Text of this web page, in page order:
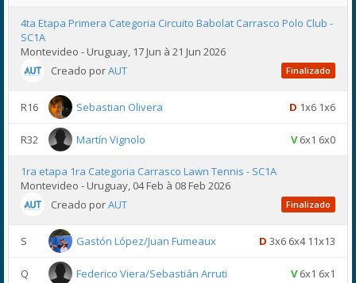
4ta Etapa Primera Categoria Circuito Babolat Carrasco Polo Club -
SC1A
Montevideo - Uruguay, 17 Jun à 21 Jun 2026
Creado porAUT Finalizado
R16 Sebastian Olivera D 1x6 1x6
R32 Martín Vignolo V6x1 6x0
1ra etapa 1ra Categoria Carrasco Lawn Tennis - SC1A
Montevideo - Uruguay, 04 Feb à 08 Feb 2026
Creado porAUT Finalizado
S Gastón López/Juan Fumeaux D 3x6 6x4 11x13
Q Federico Viera/Sebastián Arruti V6x1 6x1